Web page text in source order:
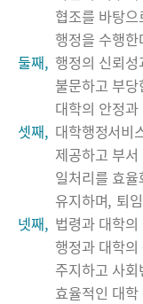
협조를 바탕
행정을 수행한
둘째, 행정의 신뢰
불문하고 부
대학의 안정
셋째, 대학행정서비
제공하고 부
일처리를 효
유지하며, 퇴
넷째, 법령과 대학의
행정과 대학
주지하고 사
효율적인 대